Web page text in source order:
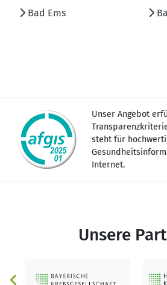
Bad Ems
Unser Angebot
steht für
Internet.
Unsere